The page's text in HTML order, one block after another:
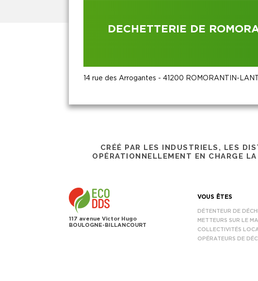
DECHETTERIE DE
14 rue des Arrogantes - 41200 ROMORANTIN-
CRÉÉ PAR LES INDUSTRIELS, LES
OPÉRATIONNELLEMENT EN CHARGE
117 avenue Victor Hugo
BOULOGNE-BILLANCOURT
VOUS ÊTES
DÉTENTEUR DE
METTEURS SUR LE
COLLECTIVITÉS
OPÉRATEURS DE